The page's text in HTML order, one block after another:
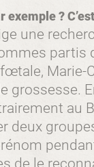
exemple ?
une
partis
Marie-
grossesse.
au
deux
de le